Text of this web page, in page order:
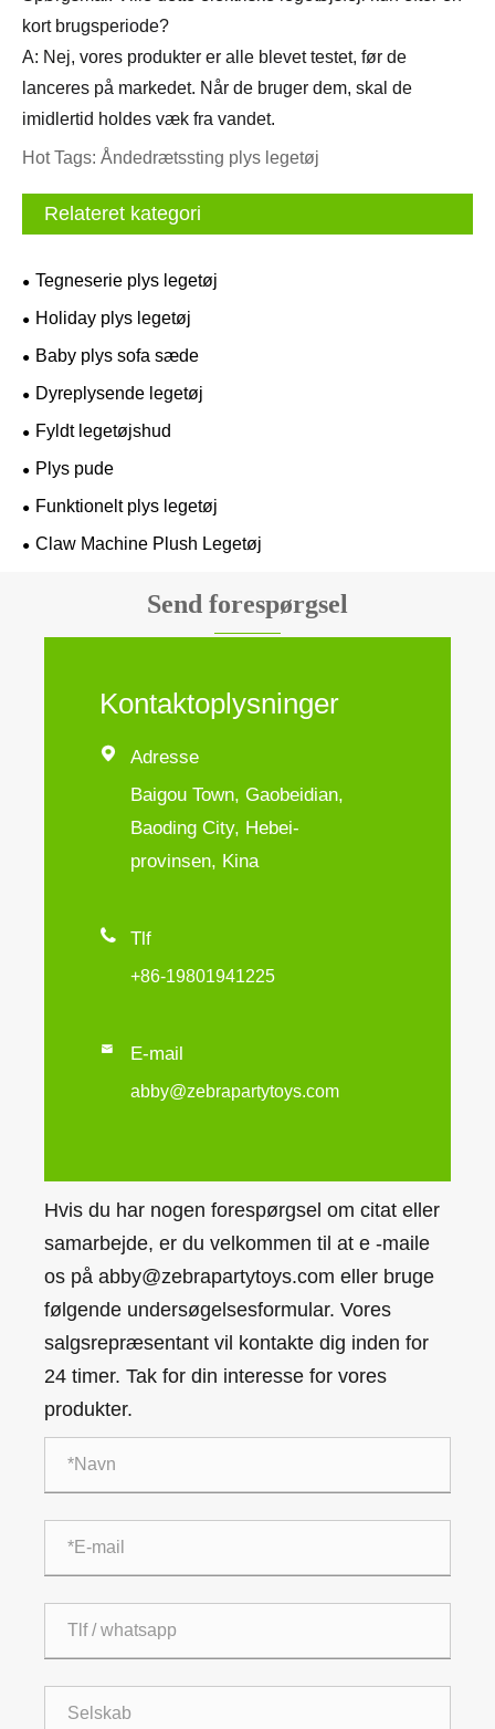
kort brugsperiode?
A: Nej, vores produkter er alle blevet testet, før de
lanceres på markedet. Når de bruger dem, skal de
imidlertid holdes væk fra vandet.
Hot Tags: Åndedrætssting plys legetøj
Relateret kategori
Tegneserie plys legetøj
Holiday plys legetøj
Baby plys sofa sæde
Dyreplysende legetøj
Fyldt legetøjshud
Plys pude
Funktionelt plys legetøj
Claw Machine Plush Legetøj
Send forespørgsel
Kontaktoplysninger

Adresse
Baigou Town, Gaobeidian,
Baoding City, Hebei-
provinsen, Kina
 Tlf
+86-19801941225
 E-mail
abby@zebrapartytoys.com
Hvis du har nogen forespørgsel om citat eller
samarbejde, er du velkommen til at e -maile
os på abby@zebrapartytoys.com eller bruge
følgende undersøgelsesformular. Vores
salgsrepræsentant vil kontakte dig inden for
24 timer. Tak for din interesse for vores
produkter.